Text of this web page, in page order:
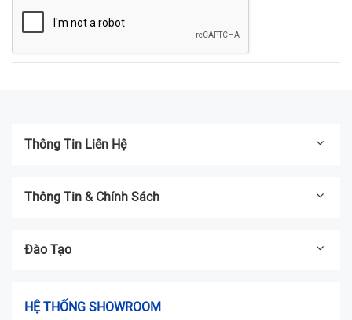
Thông Tin Liên Hệ
Thông Tin & Chính Sách
Đào Tạo
HỆ THỐNG SHOWROOM